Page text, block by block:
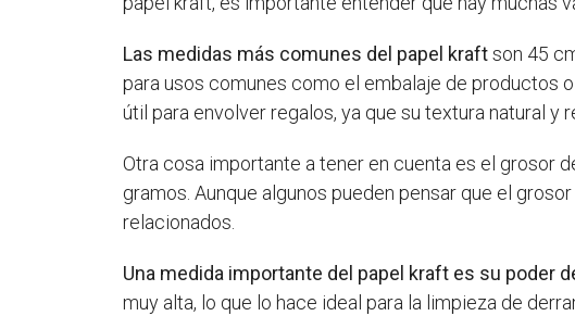
Las medidas más comunes del papel kraftson 45
para usos comunes como el embalaje de productos
útil para envolver regalos, ya que su textura natural
Otra cosa importante a tener en cuenta es el grosor
gramos. Aunque algunos pueden pensar que el
relacionados.
Una medida importante del papel kraft es su poder
muy alta, lo que lo hace ideal para la limpieza de